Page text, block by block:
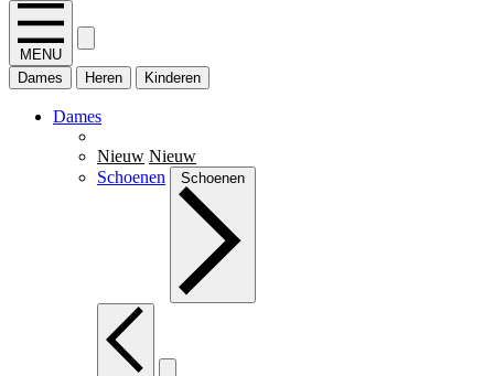
MENU
Dames
Heren Kinderen
Dames
Nieuw Nieuw
Schoenen
Schoenen